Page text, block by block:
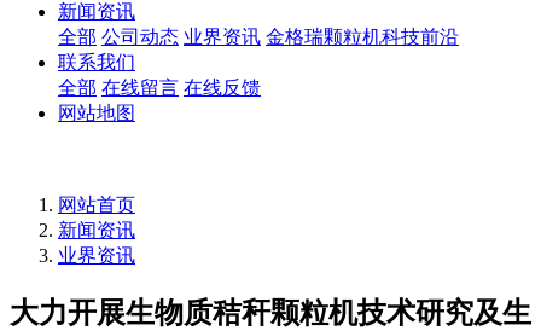
新闻资讯
全部 公司动态 业界资讯 金格瑞颗粒机科技前沿
联系我们
全部 在线留言 在线反馈
网站地图
网站首页
新闻资讯
业界资讯
大力开展生物质秸秆颗粒机技术研究及生